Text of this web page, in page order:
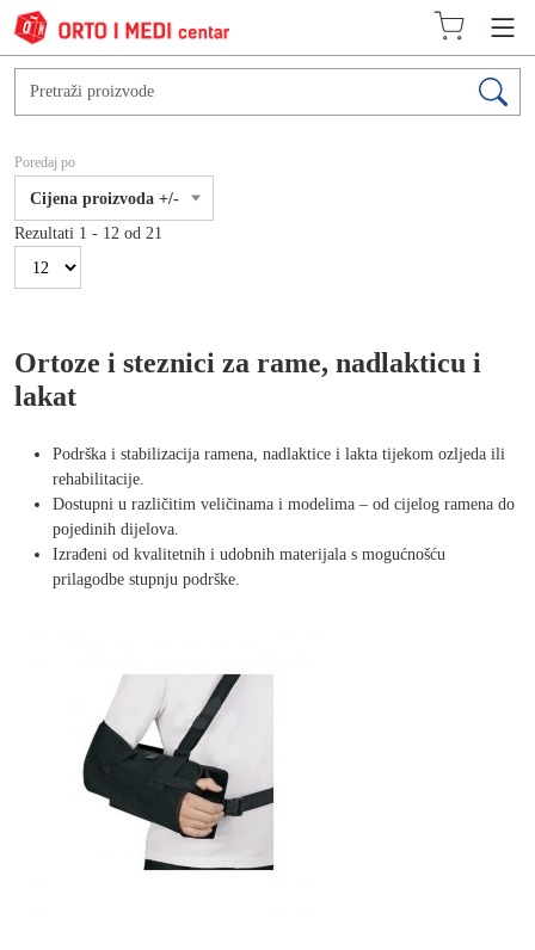
Poredaj po
Cijena proizvoda +/-
Rezultati 1 - 12 od 21
Ortoze i steznici za rame, nadlakticu i
lakat
Podrška i stabilizacija ramena, nadlaktice i lakta tijekom ozljeda ili
rehabilitacije.
Dostupni u različitim veličinama i modelima – od cijelog ramena do
pojedinih dijelova.
Izrađeni od kvalitetnih i udobnih materijala s mogućnošću
prilagodbe stupnju podrške.